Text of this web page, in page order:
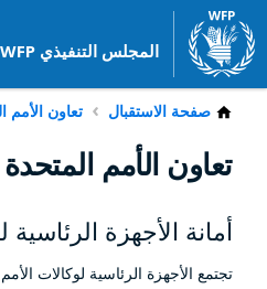
المجلس التنفيذي WFP
صفحة الاستقبال تعاون الأمم
تعاون الأمم المتحدة
أمانة الأجهزة الرئاسية
تجتمع الأجهزة الرئاسية لوكالات